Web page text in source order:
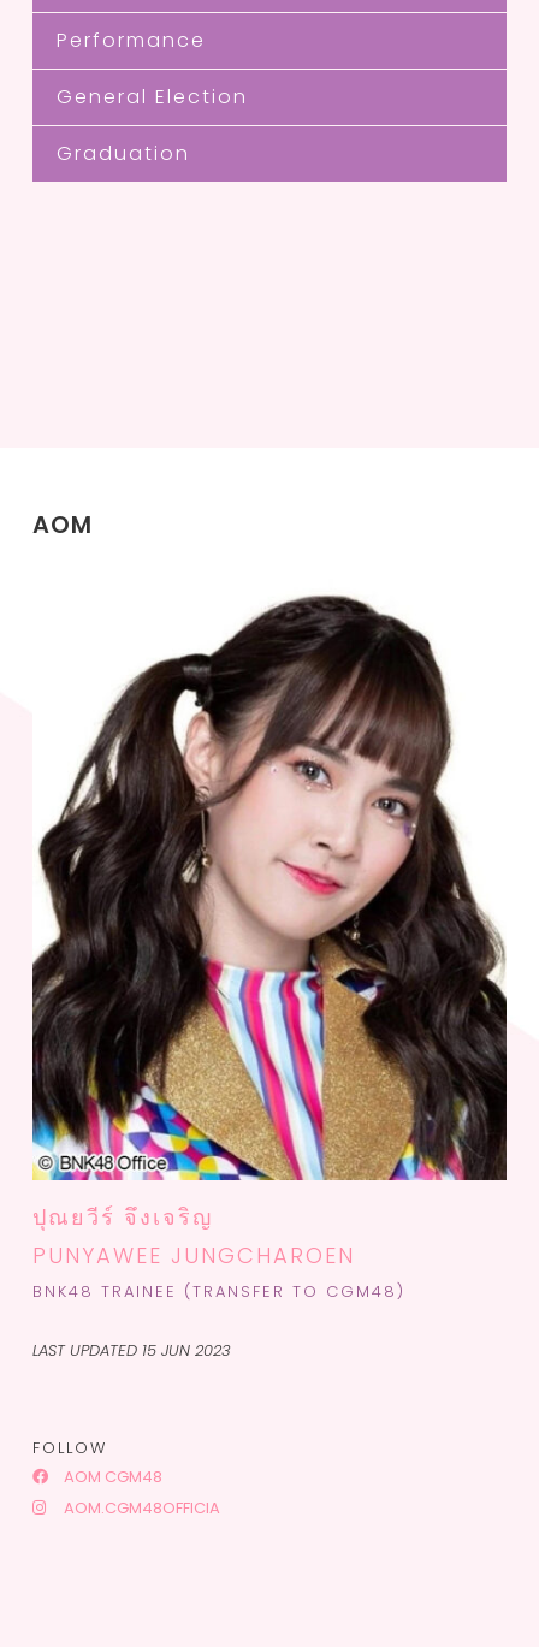
Performance
General Election
Graduation
AOM
ปุณยวีร์ จึงเจริญ
PUNYAWEE JUNGCHAROEN
BNK48 TRAINEE (TRANSFER TO CGM48)
LAST UPDATED 15 JUN 2023
FOLLOW
AOM CGM48
AOM.CGM48OFFICIA